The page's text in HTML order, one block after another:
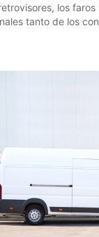
los faros
tanto de los